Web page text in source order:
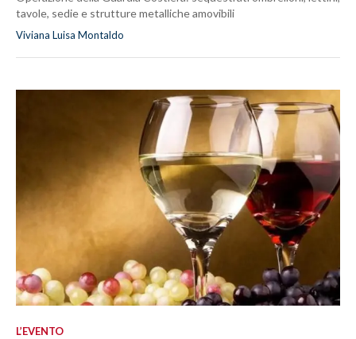
tavole, sedie e strutture metalliche amovibili
Viviana Luisa Montaldo
L’EVENTO